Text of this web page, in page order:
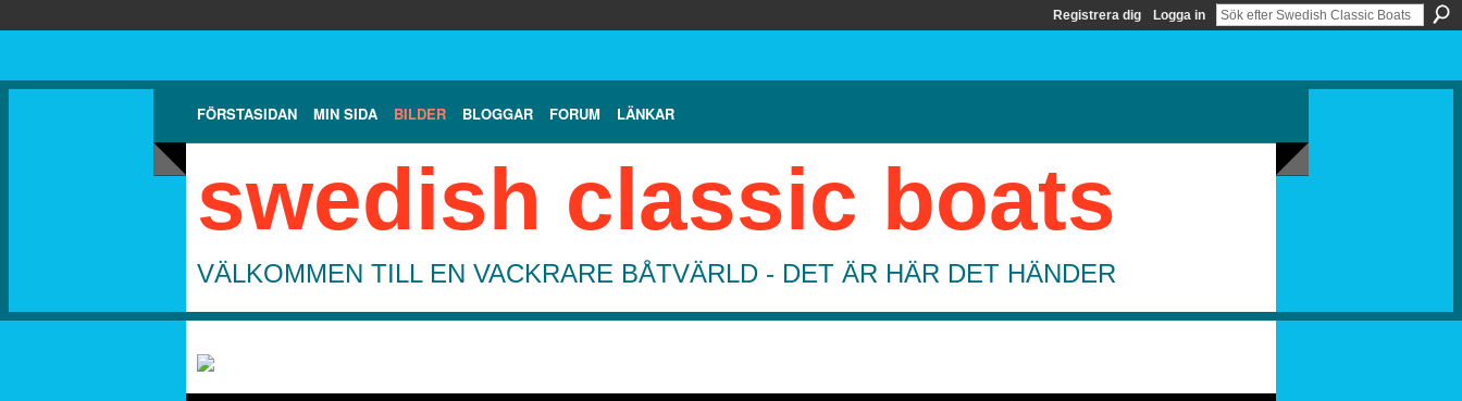
Registrera dig Logga in
FÖRSTASIDAN MIN SIDA BILDER BLOGGAR FORUM LÄNKAR
swedish classic boats
VÄLKOMMEN TILL EN VACKRARE BÅTVÄRLD - DET ÄR HÄR DET HÄNDER